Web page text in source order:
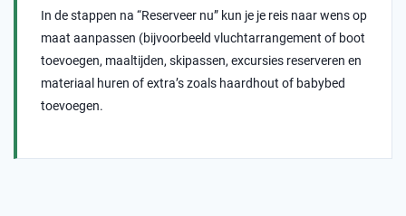
In de stappen na “Reserveer nu” kun je je reis naar wens op
maat aanpassen (bijvoorbeeld vluchtarrangement of boot
toevoegen, maaltijden, skipassen, excursies reserveren en
materiaal huren of extra’s zoals haardhout of babybed
toevoegen.